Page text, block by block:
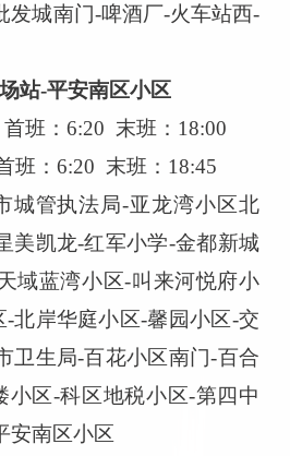
发城南门-啤酒厂-火车站西-
站-平安南区小区
首班： 6:20 末班：18:00
班： 6:20 末班：18:45
城管执法局-亚龙湾小区北
美凯龙-红军小学-金都新城
域蓝湾小区-叫来河悦府小
北岸华庭小区-馨园小区-交
卫生局-百花小区南门-百合
小区-科区地税小区-第四中
安南区小区